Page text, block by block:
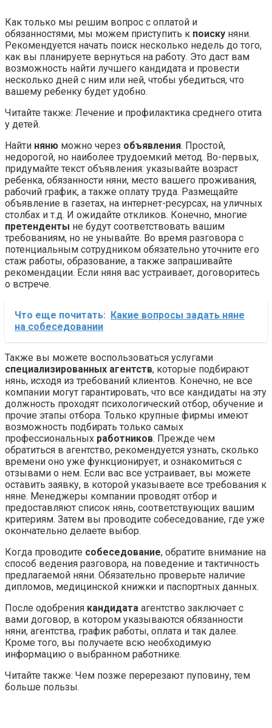
Как только мы решим вопрос с оплатой и
обязанностями, мы можем приступить к поиску няни.
Рекомендуется начать поиск несколько недель до того,
как вы планируете вернуться на работу. Это даст вам
возможность найти лучшего кандидата и провести
несколько дней с ним или ней, чтобы убедиться, что
вашему ребенку будет удобно.
Читайте также: Лечение и профилактика среднего отита
у детей.
Найти няню можно через объявления. Простой,
недорогой, но наиболее трудоемкий метод. Во-первых,
придумайте текст объявления: указывайте возраст
ребенка, обязанности няни, место вашего проживания,
рабочий график, а также оплату труда. Размещайте
объявление в газетах, на интернет-ресурсах, на уличных
столбах и т.д. И ожидайте откликов. Конечно, многие
претенденты не будут соответствовать вашим
требованиям, но не унывайте. Во время разговора с
потенциальным сотрудником обязательно уточните его
стаж работы, образование, а также запрашивайте
рекомендации. Если няня вас устраивает, договоритесь
о встрече.
Что еще почитать: Какие вопросы задать няне
на собеседовании
Также вы можете воспользоваться услугами
специализированных агентств, которые подбирают
нянь, исходя из требований клиентов. Конечно, не все
компании могут гарантировать, что все кандидаты на эту
должность проходят психологический отбор, обучение и
прочие этапы отбора. Только крупные фирмы имеют
возможность подбирать только самых
профессиональных работников. Прежде чем
обратиться в агентство, рекомендуется узнать, сколько
времени оно уже функционирует, и ознакомиться с
отзывами о нем. Если вас все устраивает, вы можете
оставить заявку, в которой указываете все требования к
няне. Менеджеры компании проводят отбор и
предоставляют список нянь, соответствующих вашим
критериям. Затем вы проводите собеседование, где уже
окончательно делаете выбор.
Когда проводите собеседование, обратите внимание на
способ ведения разговора, на поведение и тактичность
предлагаемой няни. Обязательно проверьте наличие
дипломов, медицинской книжки и паспортных данных.
После одобрения кандидата агентство заключает с
вами договор, в котором указываются обязанности
няни, агентства, график работы, оплата и так далее.
Кроме того, вы получаете всю необходимую
информацию о выбранном работнике.
Читайте также: Чем позже перерезают пуповину, тем
больше пользы.